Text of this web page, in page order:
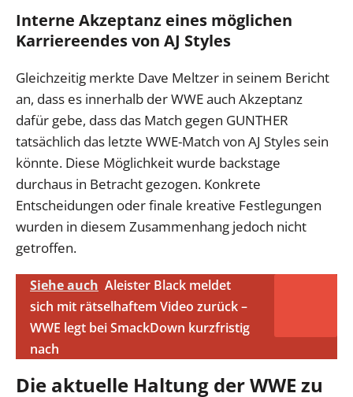
Interne Akzeptanz eines möglichen
Karriereendes von AJ Styles
Gleichzeitig merkte Dave Meltzer in seinem Bericht
an, dass es innerhalb der WWE auch Akzeptanz
dafür gebe, dass das Match gegen GUNTHER
tatsächlich das letzte WWE-Match von AJ Styles sein
könnte. Diese Möglichkeit wurde backstage
durchaus in Betracht gezogen. Konkrete
Entscheidungen oder finale kreative Festlegungen
wurden in diesem Zusammenhang jedoch nicht
getroffen.
Siehe auch Aleister Black meldet
sich mit rätselhaftem Video zurück –
WWE legt bei SmackDown kurzfristig
nach
Die aktuelle Haltung der WWE zu